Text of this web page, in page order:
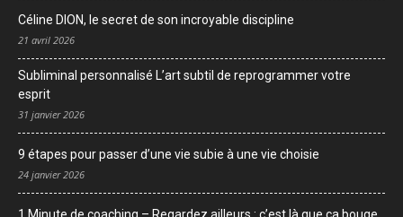
Céline DION, le secret de son incroyable discipline
21 avril 2026
Subliminal personnalisé L’art subtil de reprogrammer votre
esprit
31 janvier 2026
9 étapes pour passer d’une vie subie à une vie choisie
24 janvier 2026